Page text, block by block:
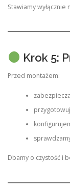
Stawiamy
Krok 5:
Przed montażem:
Dbamy o czystość i